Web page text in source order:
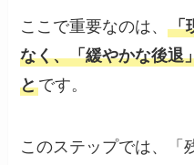
ここで重要なのは、「
なく、「緩やかな後退
とです。
このステップでは、「